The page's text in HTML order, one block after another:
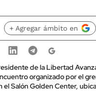
+ Agregar ámbito en
de la Libertad
organizado por el
el Salón Golden Center,